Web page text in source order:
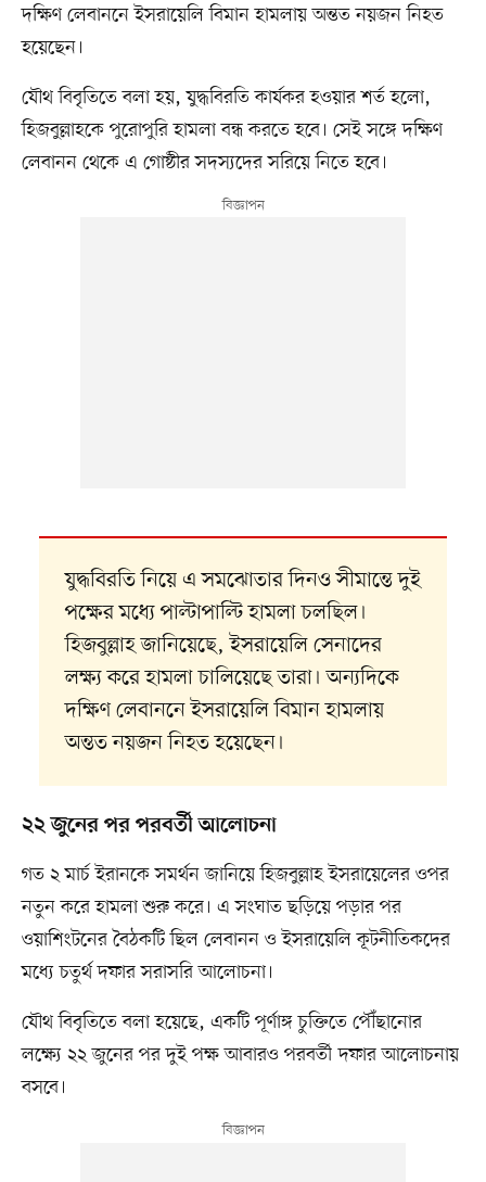
দক্ষিণ লেবাননে ইসরায়েলি বিমান হামলায় অন্তত নয়জন নিহত
হয়েছেন।
যৌথ বিবৃতিতে বলা হয়, যুদ্ধবিরতি কার্যকর হওয়ার শর্ত হলো,
হিজবুল্লাহকে পুরোপুরি হামলা বন্ধ করতে হবে। সেই সঙ্গে দক্ষিণ
লেবানন থেকে এ গোষ্ঠীর সদস্যদের সরিয়ে নিতে হবে।
যুদ্ধবিরতি নিয়ে এ সমঝোতার দিনও সীমান্তে দুই
পক্ষের মধ্যে পাল্টাপাল্টি হামলা চলছিল।
হিজবুল্লাহ জানিয়েছে, ইসরায়েলি সেনাদের
লক্ষ্য করে হামলা চালিয়েছে তারা। অন্যদিকে
দক্ষিণ লেবাননে ইসরায়েলি বিমান হামলায়
অন্তত নয়জন নিহত হয়েছেন।
২২ জুনের পর পরবর্তী আলোচনা
গত ২ মার্চ ইরানকে সমর্থন জানিয়ে হিজবুল্লাহ ইসরায়েলের ওপর
নতুন করে হামলা শুরু করে। এ সংঘাত ছড়িয়ে পড়ার পর
ওয়াশিংটনের বৈঠকটি ছিল লেবানন ও ইসরায়েলি কূটনীতিকদের
মধ্যে চতুর্থ দফার সরাসরি আলোচনা।
যৌথ বিবৃতিতে বলা হয়েছে, একটি পূর্ণাঙ্গ চুক্তিতে পৌঁছানোর
লক্ষ্যে ২২ জুনের পর দুই পক্ষ আবারও পরবর্তী দফার আলোচনায়
বসবে।